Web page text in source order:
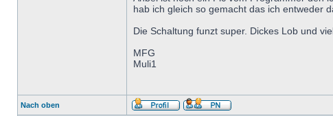
hab ich gleich so gemacht das ich entweder
Die Schaltung funzt super. Dickes Lob und
MFG
Muli1
Nach oben